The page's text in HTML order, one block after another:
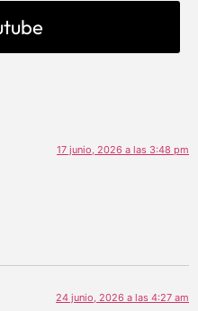
17 junio, 2026 a las 3:48 pm
24 junio, 2026 a las 4:27 am